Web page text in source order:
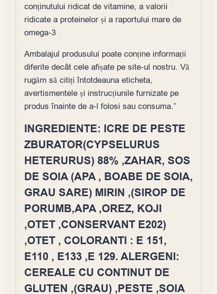
conținutului ridicat de vitamine, a valorii
ridicate a proteinelor și a raportului mare de
omega-3
Ambalajul produsului poate conține informații
diferite decât cele afișate pe site-ul nostru. Vă
rugăm să citiți întotdeauna eticheta,
avertismentele și instrucțiunile furnizate pe
produs înainte de a-l folosi sau consuma.”
INGREDIENTE: ICRE DE PESTE
ZBURATOR(CYPSELURUS
HETERURUS) 88% ,ZAHAR, SOS
DE SOIA (APA , BOABE DE SOIA,
GRAU SARE) MIRIN ,(SIROP DE
PORUMB,APA ,OREZ, KOJI
,OTET ,CONSERVANT E202)
,OTET , COLORANTI : E 151,
E110 , E133 ,E 129. ALERGENI:
CEREALE CU CONTINUT DE
GLUTEN ,(GRAU) ,PESTE ,SOIA